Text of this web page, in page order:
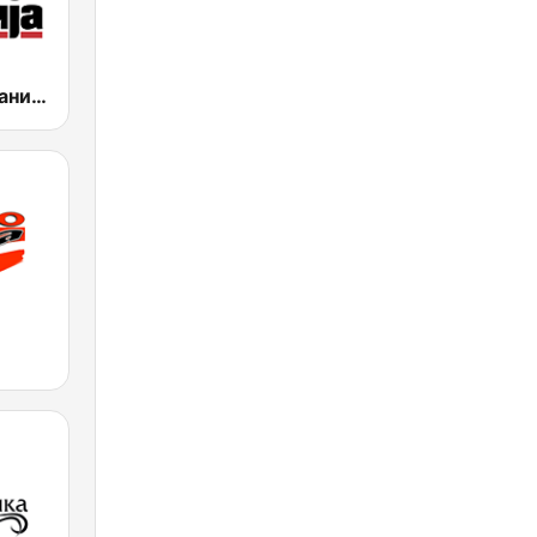
Радио Югомания (Radio Jugomanija)